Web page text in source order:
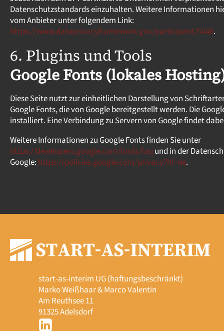
Datenschutzstandards einzuhalten. Weitere Informationen
vom Anbieter unter folgendem Link:
https://www.dataprivacyframework.gov/participant/5448.
6. Plugins und Tools
Google Fonts (lokales
Diese Seite nutzt zur einheitlichen Darstellung von
Google Fonts, die von Google bereitgestellt werden. Die
installiert. Eine Verbindung zu Servern von Google findet
Weitere Informationen zu Google Fonts finden Sie unter
https://developers.google.com/fonts/faq und in der
Google: https://policies.google.com/privacy?hl=de.
start-as-interim UG (haftungsbeschränkt)
Marko Weißhaar & Marco Valentin
Am Reuthsee 11
91325 Adelsdorf